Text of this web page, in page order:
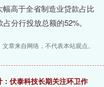
高于全省制造业贷款占比
分行投放总额的52%。
章来自网络，不代表本站观点。
伏泰科技长期关注环卫作